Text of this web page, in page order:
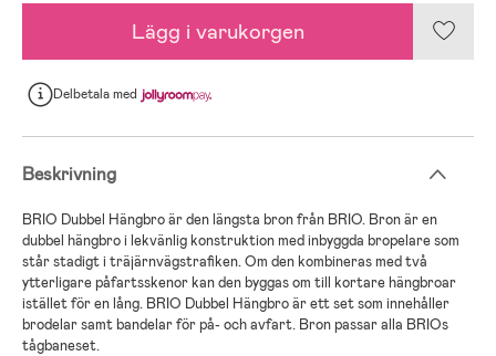
Lägg i varukorgen
Delbetalamed
Beskrivning
BRIO Dubbel Hängbro är den längsta bron från BRIO. Bron är en
dubbel hängbro i lekvänlig konstruktion med inbyggda bropelare som
står stadigt i träjärnvägstrafiken. Om den kombineras med två
ytterligare påfartsskenor kan den byggas om till kortare hängbroar
istället för en lång. BRIO Dubbel Hängbro är ett set som innehåller
brodelar samt bandelar för på- och avfart. Bron passar alla BRIOs
tågbaneset.